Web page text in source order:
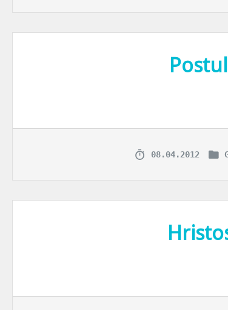
Credinta in Dumnezeu nu se masoara probabil nici
08.04.2012
Paste fericit, dragilor! Sper ca v-ati bucurat toti de o